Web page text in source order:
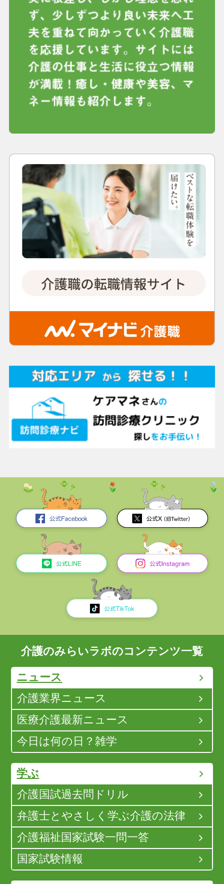
介護のみらいラボのコンテンツ一覧
ニュース
介護業界ニュース
医療介護最新ニュース
今日は何の日？雑学
学ぶ
介護国試過去問ドリル
弁護士とやさしく学ぶ介護の法律
介護福祉国家試験一問一答
国家試験情報